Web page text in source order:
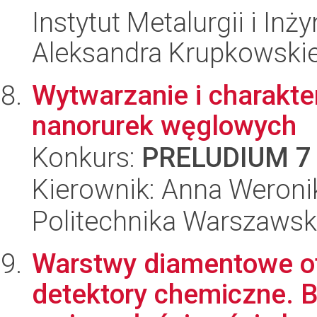
Instytut Metalurgii i
Aleksandra
Wytwarzanie i
nanorurek węglowych
Konkurs: PRELUDIUM 7
Kierownik: Anna
Politechnika
Warstwy diamentowe
detektory chemiczne.